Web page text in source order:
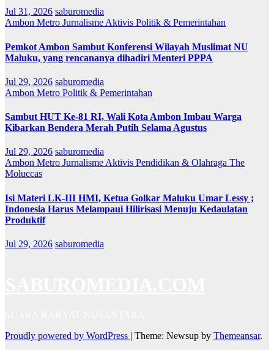
Jul 31, 2026 saburomedia
Ambon Metro Jurnalisme Aktivis Politik & Pemerintahan
Pemkot Ambon Sambut Konferensi Wilayah Muslimat NU
Maluku, yang rencananya dihadiri Menteri PPPA
Jul 29, 2026 saburomedia
Ambon Metro Politik & Pemerintahan
Sambut HUT Ke-81 RI, Wali Kota Ambon Imbau Warga
Kibarkan Bendera Merah Putih Selama Agustus
Jul 29, 2026 saburomedia
Ambon Metro Jurnalisme Aktivis Pendidikan & Olahraga The
Moluccas
Isi Materi LK-III HMI, Ketua Golkar Maluku Umar Lessy ;
Indonesia Harus Melampaui Hilirisasi Menuju Kedaulatan
Produktif
Jul 29, 2026 saburomedia
Proudly powered by WordPress | Theme: Newsup by Themeansar.